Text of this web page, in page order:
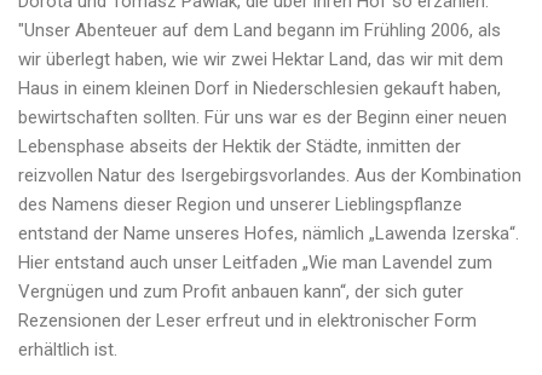
"Unser Abenteuer auf dem Land begann im Frühling 2006, als
wir überlegt haben, wie wir zwei Hektar Land, das wir mit dem
Haus in einem kleinen Dorf in Niederschlesien gekauft haben,
bewirtschaften sollten. Für uns war es der Beginn einer neuen
Lebensphase abseits der Hektik der Städte, inmitten der
reizvollen Natur des Isergebirgsvorlandes. Aus der Kombination
des Namens dieser Region und unserer Lieblingspflanze
entstand der Name unseres Hofes, nämlich „Lawenda Izerska“.
Hier entstand auch unser Leitfaden „Wie man Lavendel zum
Vergnügen und zum Profit anbauen kann“, der sich guter
Rezensionen der Leser erfreut und in elektronischer Form
erhältlich ist.